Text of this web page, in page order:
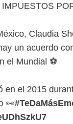
Claudia
un acuerdo
el Mundial ⚽️
en el 2015
👀